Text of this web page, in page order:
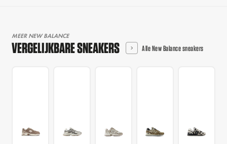
MEER NEW BALANCE
VERGELIJKBARE SNEAKERS Alle New Balance sneakers